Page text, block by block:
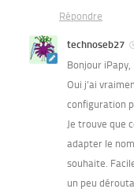
Répondre
technoseb27
Bonjour iPapy,
Oui j’ai
configuration
Je trouve que
adapter le
souhaite.
un peu